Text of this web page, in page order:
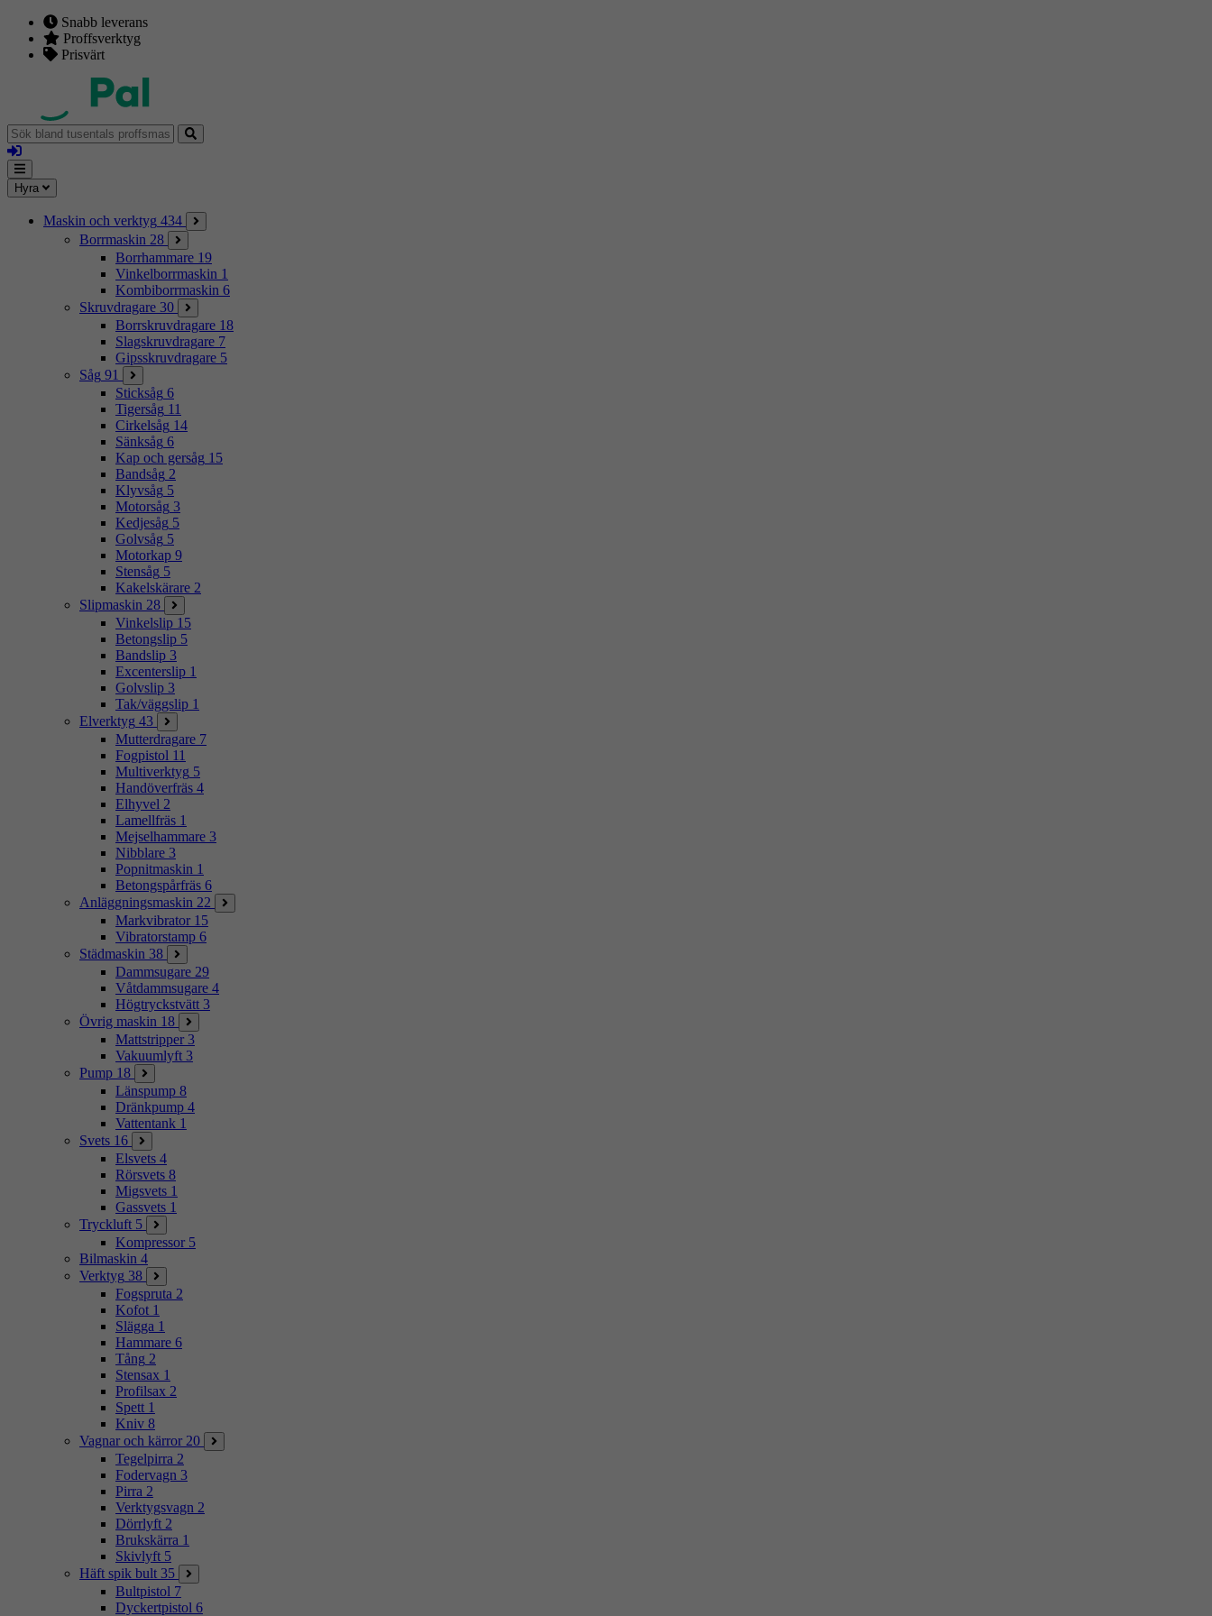
Snabb leverans
Proffsverktyg
Prisvärt
Sök
bland
tusentals
proffsmaskiner
Logga
in
Mina
sidor
Meny
Hyra
Maskin och verktyg 434
Borrmaskin 28
Borrhammare 19
Vinkelborrmaskin 1
Kombiborrmaskin 6
Skruvdragare 30
Borrskruvdragare 18
Slagskruvdragare 7
Gipsskruvdragare 5
Såg 91
Sticksåg 6
Tigersåg 11
Cirkelsåg 14
Sänksåg 6
Kap och gersåg 15
Bandsåg 2
Klyvsåg 5
Motorsåg 3
Kedjesåg 5
Golvsåg 5
Motorkap 9
Stensåg 5
Kakelskärare 2
Slipmaskin 28
Vinkelslip 15
Betongslip 5
Bandslip 3
Excenterslip 1
Golvslip 3
Tak/väggslip 1
Elverktyg 43
Mutterdragare 7
Fogpistol 11
Multiverktyg 5
Handöverfräs 4
Elhyvel 2
Lamellfräs 1
Mejselhammare 3
Nibblare 3
Popnitmaskin 1
Betongspårfräs 6
Anläggningsmaskin 22
Markvibrator 15
Vibratorstamp 6
Städmaskin 38
Dammsugare 29
Våtdammsugare 4
Högtryckstvätt 3
Övrig maskin 18
Mattstripper 3
Vakuumlyft 3
Pump 18
Länspump 8
Dränkpump 4
Vattentank 1
Svets 16
Elsvets 4
Rörsvets 8
Migsvets 1
Gassvets 1
Tryckluft 5
Kompressor 5
Bilmaskin 4
Verktyg 38
Fogspruta 2
Kofot 1
Slägga 1
Hammare 6
Tång 2
Stensax 1
Profilsax 2
Spett 1
Kniv 8
Vagnar och kärror 20
Tegelpirra 2
Fodervagn 3
Pirra 2
Verktygsvagn 2
Dörrlyft 2
Brukskärra 1
Skivlyft 5
Häft spik bult 35
Bultpistol 7
Dyckertpistol 6